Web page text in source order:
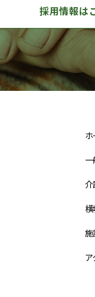
採用情報は
介
横
施